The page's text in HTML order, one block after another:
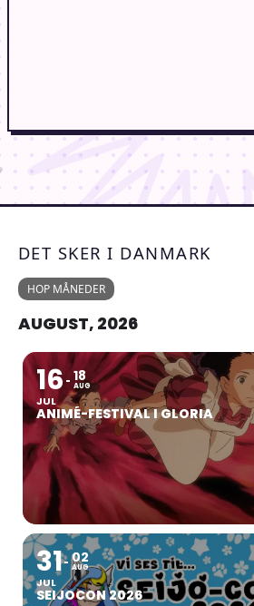
DET SKER I DANMARK
HOP MÅNEDER
AUGUST, 2026
16
JUL
18
AUG
ANIMÉ-FESTIVAL I GLORIA
31
JUL
02
AUG
SEIJOCON 2026